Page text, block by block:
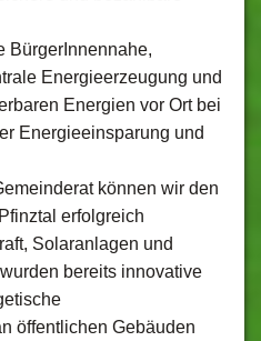
BürgerInnennahe,
Energieerzeugung und
Energien vor Ort bei
Energieeinsparung und
können wir den
erfolgreich
Solaranlagen und
bereits innovative
öffentlichen Gebäuden